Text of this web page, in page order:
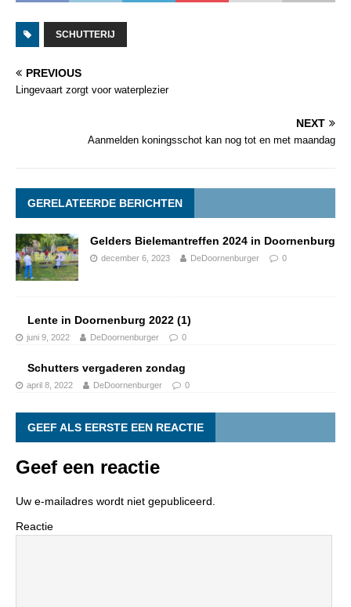
SCHUTTERIJ
PREVIOUS
Lingevaart zorgt voor waterplezier
NEXT
Aanmelden koningsschot kan nog tot en met maandag
GERELATEERDE BERICHTEN
Gelders Bielemantreffen 2024 in Doornenburg
december 6, 2023 DeDoornenburger 0
Lente in Doornenburg 2022 (1)
juni 9, 2022 DeDoornenburger 0
Schutters vergaderen zondag
april 8, 2022 DeDoornenburger 0
GEEF ALS EERSTE EEN REACTIE
Geef een reactie
Uw e-mailadres wordt niet gepubliceerd.
Reactie